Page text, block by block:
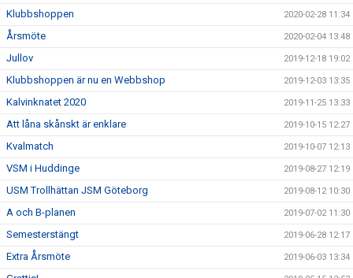
Klubbshoppen 2020-02-28 11:34
Årsmöte 2020-02-04 13:48
Jullov 2019-12-18 19:02
Klubbshoppen är nu en Webbshop 2019-12-03 13:35
Kalvinknatet 2020 2019-11-25 13:33
Att låna skånskt är enklare 2019-10-15 12:27
Kvalmatch 2019-10-07 12:13
VSM i Huddinge 2019-08-27 12:19
USM Trollhättan JSM Göteborg 2019-08-12 10:30
A och B-planen 2019-07-02 11:30
Semesterstängt 2019-06-28 12:17
Extra Årsmöte 2019-06-03 13:34